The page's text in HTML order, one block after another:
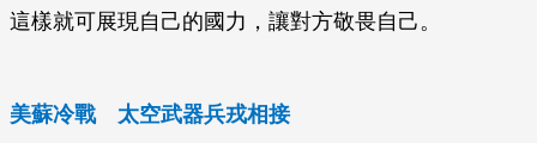
這樣就可展現自己的國力，讓對方敬畏自己。
美蘇冷戰 太空武器兵戎相接